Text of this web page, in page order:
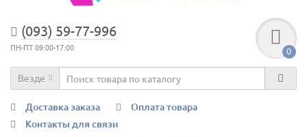
(093) 59-77-996
ПН-ПТ 09:00-17:00 0
Везде
Доставка заказа
Оплата товара
Контакты для связи